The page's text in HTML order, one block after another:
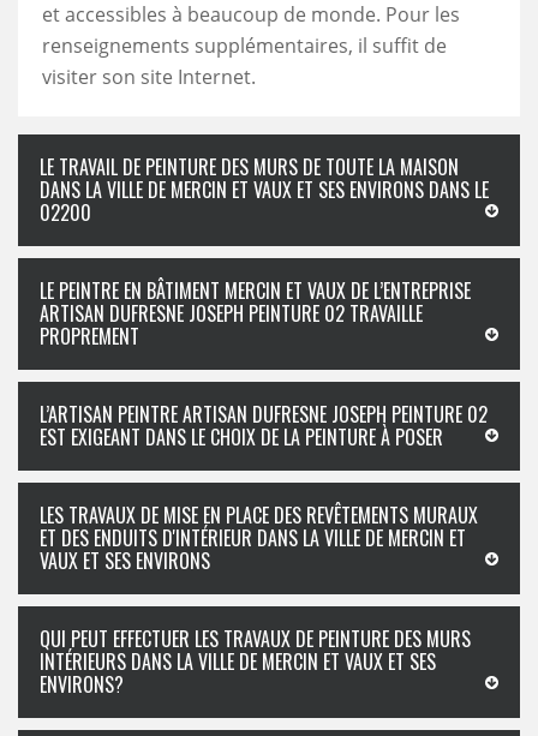
et accessibles à beaucoup de monde. Pour les
renseignements supplémentaires, il suffit de
visiter son site Internet.
LE TRAVAIL DE PEINTURE DES MURS DE TOUTE LA MAISON
DANS LA VILLE DE MERCIN ET VAUX ET SES ENVIRONS DANS LE
02200
LE PEINTRE EN BÂTIMENT MERCIN ET VAUX DE L’ENTREPRISE
ARTISAN DUFRESNE JOSEPH PEINTURE 02 TRAVAILLE
PROPREMENT
L’ARTISAN PEINTRE ARTISAN DUFRESNE JOSEPH PEINTURE 02
EST EXIGEANT DANS LE CHOIX DE LA PEINTURE À POSER
LES TRAVAUX DE MISE EN PLACE DES REVÊTEMENTS MURAUX
ET DES ENDUITS D'INTÉRIEUR DANS LA VILLE DE MERCIN ET
VAUX ET SES ENVIRONS
QUI PEUT EFFECTUER LES TRAVAUX DE PEINTURE DES MURS
INTÉRIEURS DANS LA VILLE DE MERCIN ET VAUX ET SES
ENVIRONS?